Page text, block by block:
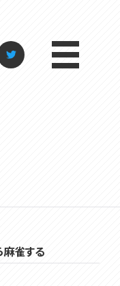
麻雀する